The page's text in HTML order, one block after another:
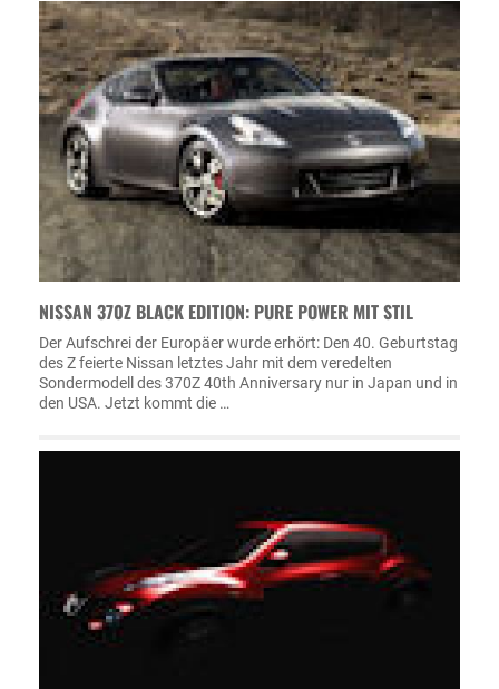
NISSAN 370Z BLACK EDITION: PURE POWER MIT STIL
Der Aufschrei der Europäer wurde erhört: Den 40. Geburtstag
des Z feierte Nissan letztes Jahr mit dem veredelten
Sondermodell des 370Z 40th Anniversary nur in Japan und in
den USA. Jetzt kommt die …